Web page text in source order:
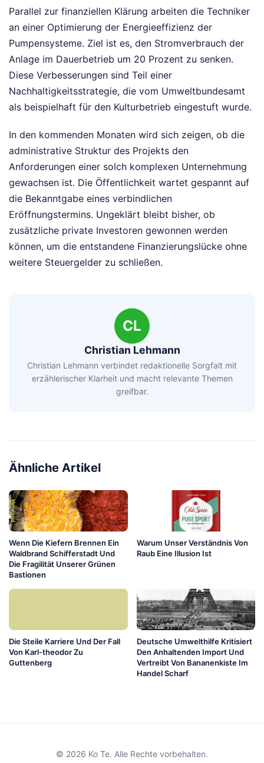
Parallel zur finanziellen Klärung arbeiten die Techniker
an einer Optimierung der Energieeffizienz der
Pumpensysteme. Ziel ist es, den Stromverbrauch der
Anlage im Dauerbetrieb um 20 Prozent zu senken.
Diese Verbesserungen sind Teil einer
Nachhaltigkeitsstrategie, die vom Umweltbundesamt
als beispielhaft für den Kulturbetrieb eingestuft wurde.
In den kommenden Monaten wird sich zeigen, ob die
administrative Struktur des Projekts den
Anforderungen einer solch komplexen Unternehmung
gewachsen ist. Die Öffentlichkeit wartet gespannt auf
die Bekanntgabe eines verbindlichen
Eröffnungstermins. Ungeklärt bleibt bisher, ob
zusätzliche private Investoren gewonnen werden
können, um die entstandene Finanzierungslücke ohne
weitere Steuergelder zu schließen.
CL
Christian Lehmann
Christian Lehmann verbindet redaktionelle Sorgfalt mit
erzählerischer Klarheit und macht relevante Themen
greifbar.
Ähnliche Artikel
Wenn Die Kiefern Brennen Ein
Waldbrand Schifferstadt Und
Die Fragilität Unserer Grünen
Bastionen
Warum Unser Verständnis Von
Raub Eine Illusion Ist
Die Steile Karriere Und Der Fall
Von Karl-theodor Zu
Guttenberg
Deutsche Umwelthilfe Kritisiert
Den Anhaltenden Import Und
Vertreibt Von Bananenkiste Im
Handel Scharf
© 2026 Ko Te. Alle Rechte vorbehalten.